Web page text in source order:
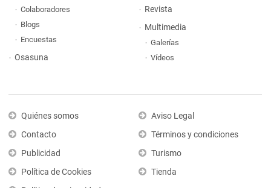
Colaboradores
Blogs
Encuestas
Osasuna
Revista
Multimedia
Galerías
Vídeos
Quiénes somos
Contacto
Publicidad
Política de Cookies
Aviso Legal
Términos y condiciones
Turismo
Tienda